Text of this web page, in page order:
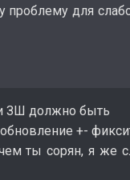
проблему для
ЗШ должно быть
+-
ты сорян, я же